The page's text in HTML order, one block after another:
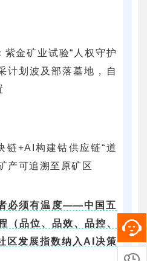
紫金矿业试验“人权守护
计划波及部落墓地，自
链+AI构建钴供应链“道
产可追溯至原矿区
必须有温度——中国五
（品位、品效、品控、
区发展指数纳入AI决策